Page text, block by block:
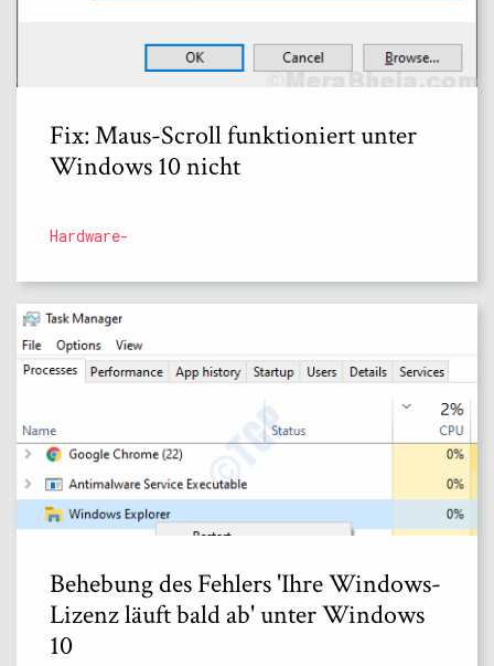
Fix: Maus-Scroll funktioniert unter
Windows 10 nicht
Hardware-
Behebung des Fehlers 'Ihre Windows-
Lizenz läuft bald ab' unter Windows
10